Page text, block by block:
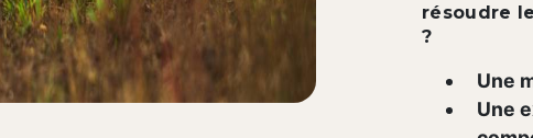
résoudre
?
Une
Une